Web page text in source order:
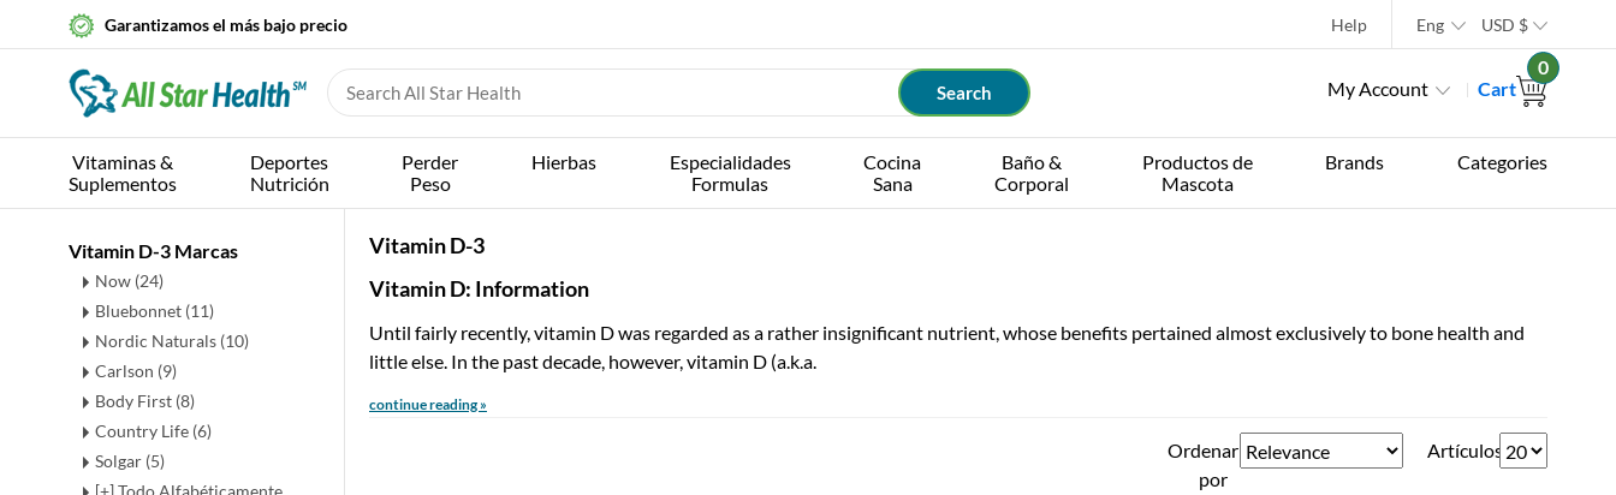
Garantizamos el más bajo precio Help Eng USD $
My Account Cart
0
Vitaminas &
Suplementos
Deportes
Nutrición
Perder
Peso
Hierbas
Especialidades
Formulas
Cocina
Sana
Baño &
Corporal
Productos de
Mascota
Brands Categories
Vitamin D-3 Marcas
Now (24)
Bluebonnet (11)
Nordic Naturals (10)
Carlson (9)
Body First (8)
Country Life (6)
Solgar (5)
[+] Todo Alfabéticamente
Vitamin D-3
Vitamin D: Information
Until fairly recently, vitamin D was regarded as a rather insignificant nutrient, whose benefits pertained almost exclusively to bone health and
little else. In the past decade, however, vitamin D (a.k.a.
continue reading »
Ordenar
por
Artículos